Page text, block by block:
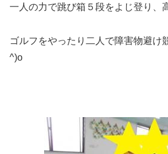
一人の力で跳び箱５段をよじ登り、
ゴルフをやったり二人で障害物避け
^)o